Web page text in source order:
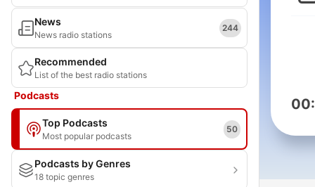
News
News radio stations
244
Recommended
List of the best radio stations
Podcasts
Top Podcasts
Most popular podcasts
50
Podcasts by Genres
18 topic genres